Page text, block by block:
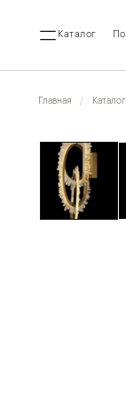
Каталог
Главная Каталог